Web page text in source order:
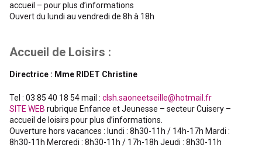
accueil – pour plus d’informations
Ouvert du lundi au vendredi de 8h à 18h
Accueil de Loisirs :
Directrice : Mme RIDET Christine
Tel : 03 85 40 18 54 mail : clsh.saoneetseille@hotmail.fr
SITE WEB rubrique Enfance et Jeunesse – secteur Cuisery –
accueil de loisirs pour plus d’informations.
Ouverture hors vacances : lundi : 8h30-11h / 14h-17h Mardi :
8h30-11h Mercredi : 8h30-11h / 17h-18h Jeudi : 8h30-11h